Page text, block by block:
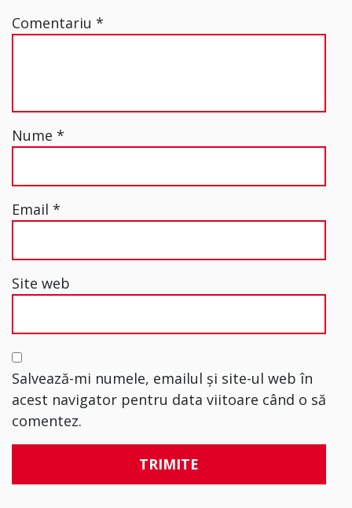
Comentariu *
Nume *
Email *
Site web
Salvează-mi numele, emailul și site-ul web în
acest navigator pentru data viitoare când o să
comentez.